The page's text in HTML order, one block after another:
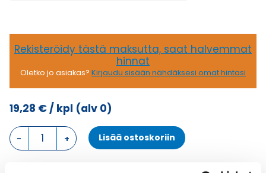
Rekisteröidy tästä maksutta, saat halvemmat
hinnat
Oletko jo asiakas? Kirjaudu sisään nähdäksesi omat hintasi
19,28 €/ kpl (alv 0)
10A,
150V,
Lisää ostoskoriin